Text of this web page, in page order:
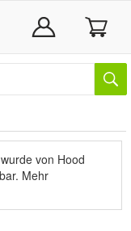
von Hood
Mehr